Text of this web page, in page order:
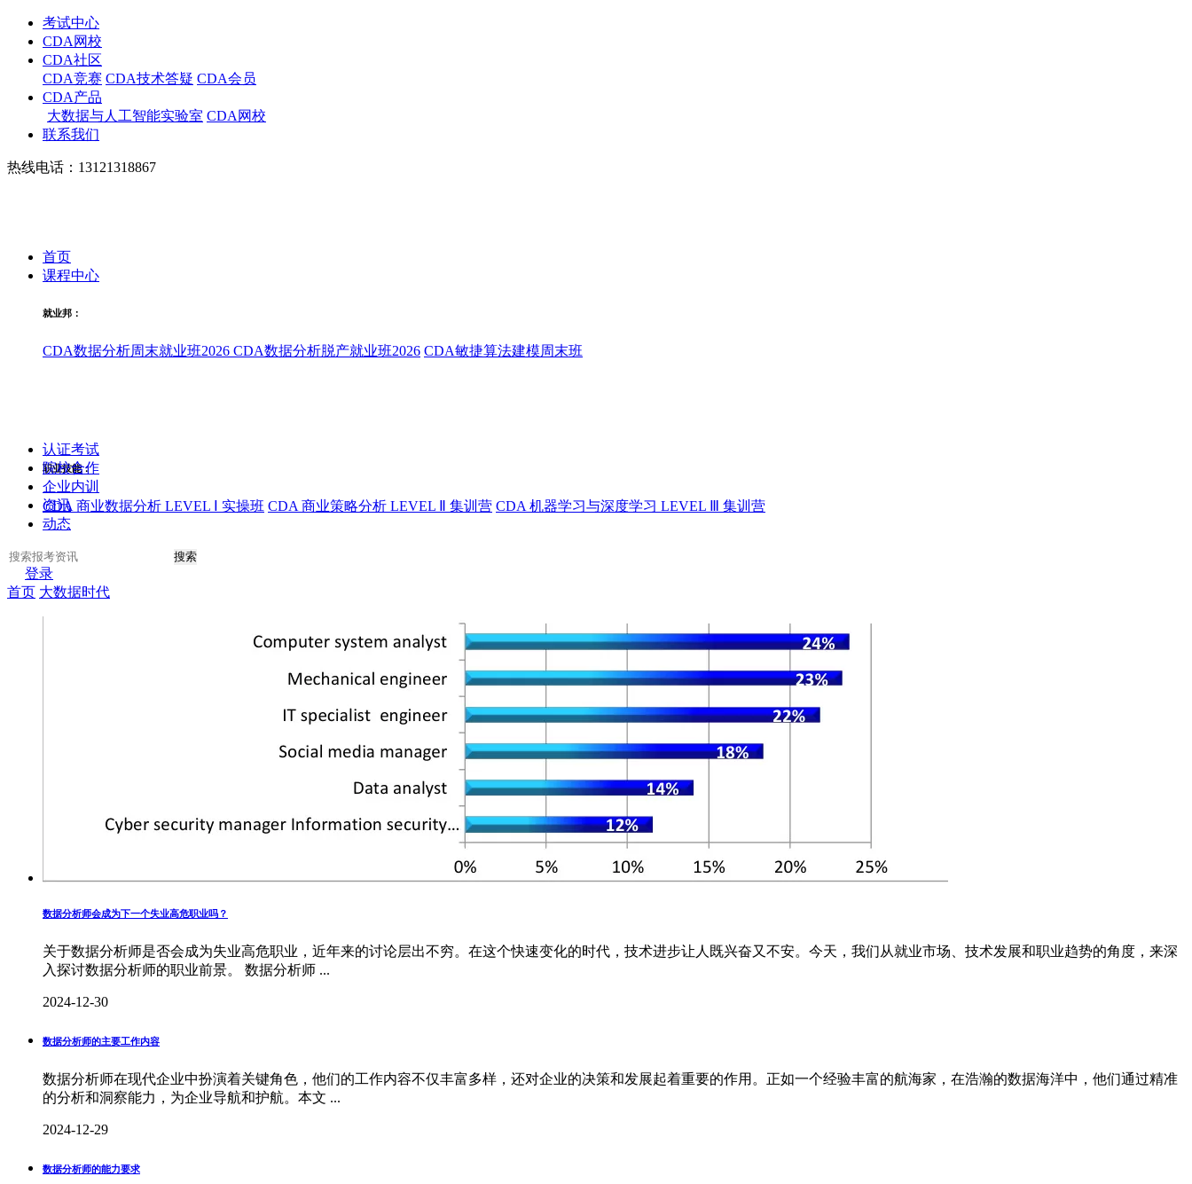
考试中心
CDA网校
CDA社区
CDA竞赛 CDA技术答疑 CDA会员
CDA产品
大数据与人工智能实验室 CDA网校
联系我们
热线电话：13121318867
首页
课程中心
就业邦：
CDA数据分析周末就业班2026 CDA数据分析脱产就业班2026 CDA敏捷算法建模周末班
职业技能：
CDA 商业数据分析 LEVEL Ⅰ 实操班 CDA 商业策略分析 LEVEL Ⅱ 集训营 CDA 机器学习与深度学习 LEVEL Ⅲ 集训营
认证考试
院校合作
企业内训
资讯
动态
搜索
登录
首页 大数据时代
数据分析师会成为下一个失业高危职业吗？
关于数据分析师是否会成为失业高危职业，近年来的讨论层出不穷。在这个快速变化的时代，技术进步让人既兴奋又不安。今天，我们从就业市场、技术发展和职业趋势的角度，来深
入探讨数据分析师的职业前景。 数据分析师 ...
2024-12-30
数据分析师的主要工作内容
数据分析师在现代企业中扮演着关键角色，他们的工作内容不仅丰富多样，还对企业的决策和发展起着重要的作用。正如一个经验丰富的航海家，在浩瀚的数据海洋中，他们通过精准
的分析和洞察能力，为企业导航和护航。本文 ...
2024-12-29
数据分析师的能力要求